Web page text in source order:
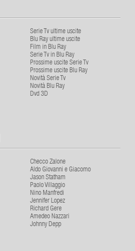
Serie Tv ultime uscite
Blu Ray ultime uscite
Film in Blu Ray
Serie Tv in Blu Ray
Prossime uscite Serie Tv
Prossime uscite Blu Ray
Novità Serie Tv
Novità Blu Ray
Dvd 3D
Checco Zalone
Aldo Giovanni e Giacomo
Jason Statham
Paolo Villaggio
Nino Manfredi
Jennifer Lopez
Richard Gere
Amedeo Nazzari
Johnny Depp